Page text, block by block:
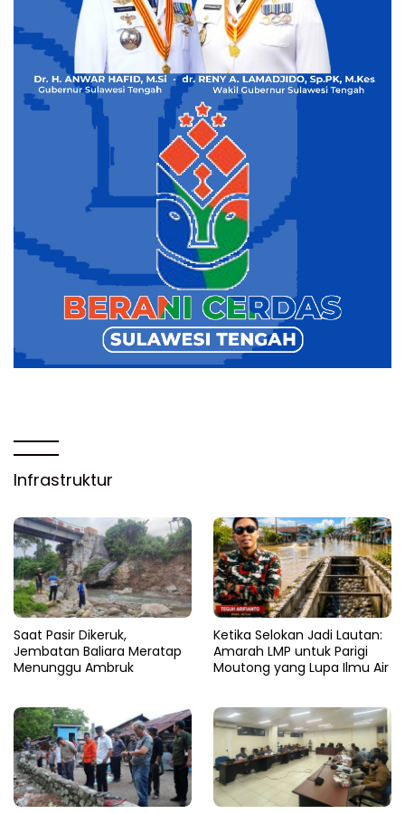
Infrastruktur
Saat Pasir Dikeruk,
Jembatan Baliara Meratap
Menunggu Ambruk
Ketika Selokan Jadi Lautan:
Amarah LMP untuk Parigi
Moutong yang Lupa Ilmu Air